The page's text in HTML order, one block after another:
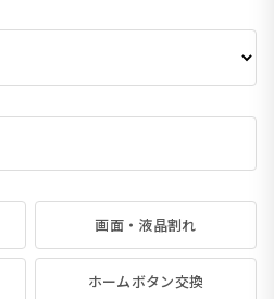
画面・液晶割れ
ホームボタン交換